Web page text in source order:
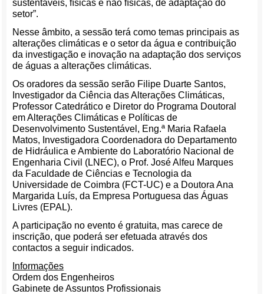
sustentáveis, físicas e não físicas, de adaptação do
setor”.
Nesse âmbito, a sessão terá como temas principais as
alterações climáticas e o setor da água e contribuição
da investigação e inovação na adaptação dos serviços
de águas a alterações climáticas.
Os oradores da sessão serão Filipe Duarte Santos,
Investigador da Ciência das Alterações Climáticas,
Professor Catedrático e Diretor do Programa Doutoral
em Alterações Climáticas e Políticas de
Desenvolvimento Sustentável, Eng.ª Maria Rafaela
Matos, Investigadora Coordenadora do Departamento
de Hidráulica e Ambiente do Laboratório Nacional de
Engenharia Civil (LNEC), o Prof. José Alfeu Marques
da Faculdade de Ciências e Tecnologia da
Universidade de Coimbra (FCT-UC) e a Doutora Ana
Margarida Luís, da Empresa Portuguesa das Águas
Livres (EPAL).
A participação no evento é gratuita, mas carece de
inscrição, que poderá ser efetuada através dos
contactos a seguir indicados.
Informações
Ordem dos Engenheiros
Gabinete de Assuntos Profissionais